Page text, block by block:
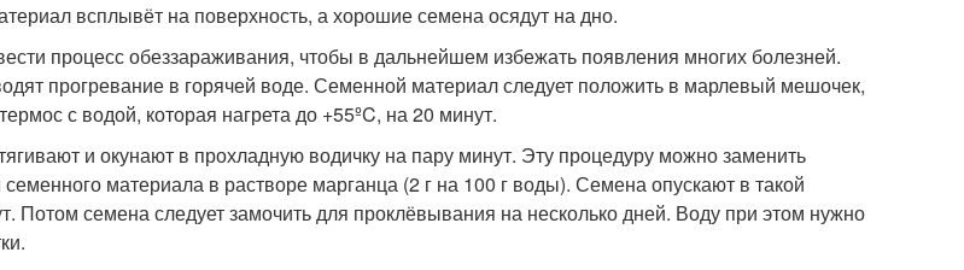
всплывёт на поверхность, а хорошие семена осядут на дно.
процесс обеззараживания, чтобы в дальнейшем избежать появления многих болезней.
прогревание в горячей воде. Семенной материал следует положить в марлевый мешочек,
с водой, которая нагрета до +55ºC, на 20 минут.
и окунают в прохладную водичку на пару минут. Эту процедуру можно заменить
материала в растворе марганца (2 г на 100 г воды). Семена опускают в такой
Потом семена следует замочить для проклёвывания на несколько дней. Воду при этом нужно